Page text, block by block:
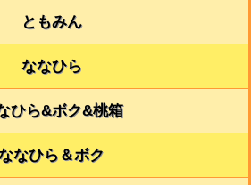
ともみん
ななひら
ひら&ボク&桃箱
なひら＆ボク